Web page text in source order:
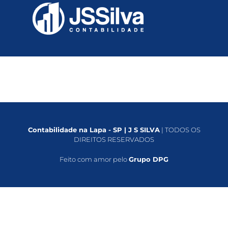
Contabilidade na Lapa - SP | J S SILVA| TODOS OS
DIREITOS RESERVADOS
Feito com amor peloGrupo DPG